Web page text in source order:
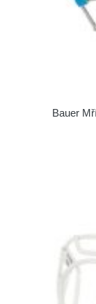
Bauer